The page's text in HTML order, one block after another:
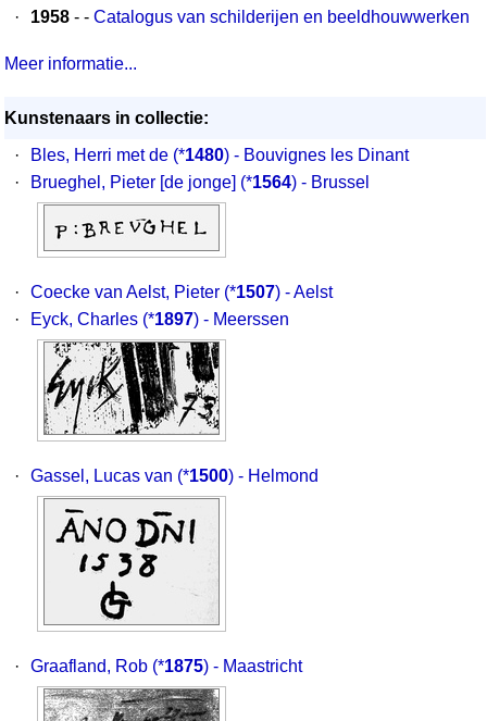
·
1958 - - Catalogus van schilderijen en beeldhouwwerken
Meer informatie...
Kunstenaars in collectie:
·
Bles, Herri met de (*1480) - Bouvignes les Dinant
·
Brueghel, Pieter [de jonge] (*1564) - Brussel
· Coecke van Aelst, Pieter (*1507) - Aelst
·
Eyck, Charles (*1897) - Meerssen
· Gassel, Lucas van (*1500) - Helmond
· Graafland, Rob (*1875) - Maastricht